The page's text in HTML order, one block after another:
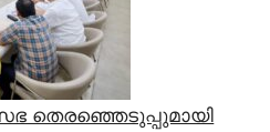
തെരഞ്ഞെടുപ്പുമായി